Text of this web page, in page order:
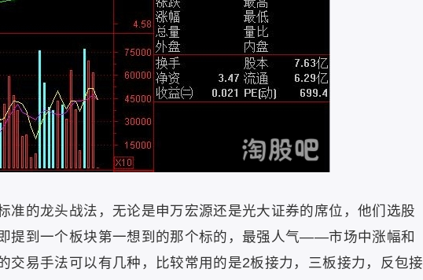
准的龙头战法，无论是申万宏源还是光大证券的席位，他们选股
到一个板块第一想到的那个标的，最强人气——市场中涨幅和
交易手法可以有几种，比较常用的是2板接力，三板接力，反包接